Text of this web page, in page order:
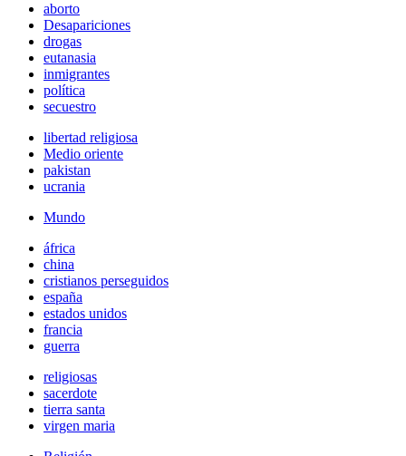
aborto
Desapariciones
drogas
eutanasia
inmigrantes
política
secuestro
libertad religiosa
Medio oriente
pakistan
ucrania
Mundo
áfrica
china
cristianos perseguidos
españa
estados unidos
francia
guerra
religiosas
sacerdote
tierra santa
virgen maria